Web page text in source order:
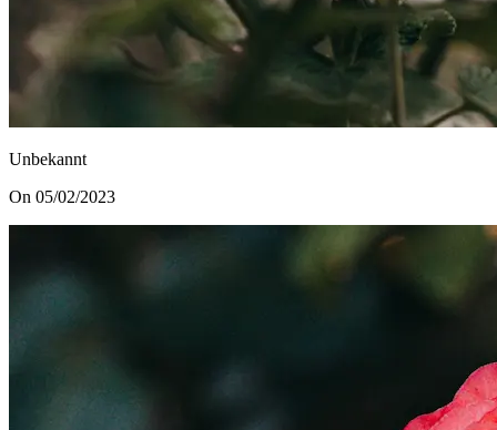
Unbekannt
On 05/02/2023